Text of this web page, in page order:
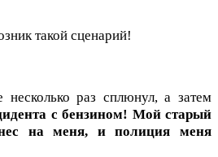
такой сценарий!
раз сплюнул, а затем
с бензином! Мой старый
на меня, и полиция меня